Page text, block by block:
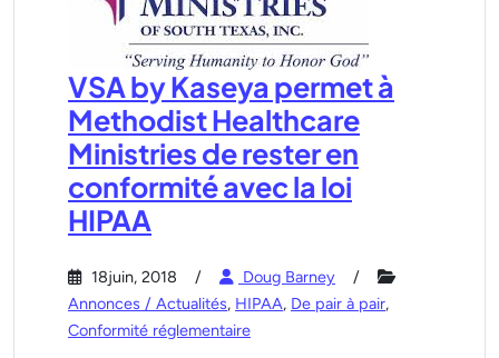
VSA by Kaseya permet à
Methodist Healthcare
Ministries de rester en
conformité avec la loi
HIPAA
18juin, 2018
Doug Barney
Annonces / Actualités, HIPAA, De pair à pair,
Conformité réglementaire